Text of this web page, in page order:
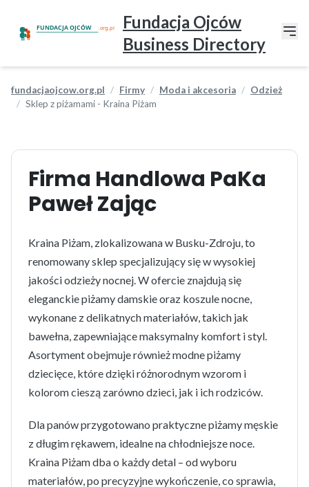
Fundacja Ojców
Business Directory
fundacjaojcow.org.pl Firmy Moda i akcesoria
Odzież
Sklep z piżamami - Kraina Piżam
Firma Handlowa PaKa
Paweł Zając
Kraina Piżam, zlokalizowana w Busku-Zdroju, to
renomowany sklep specjalizujący się w wysokiej
jakości odzieży nocnej. W ofercie znajdują się
eleganckie piżamy damskie oraz koszule nocne,
wykonane z delikatnych materiałów, takich jak
bawełna, zapewniające maksymalny komfort i styl.
Asortyment obejmuje również modne piżamy
dziecięce, które dzięki różnorodnym wzorom i
kolorom cieszą zarówno dzieci, jak i ich rodziców.
Dla panów przygotowano praktyczne piżamy męskie
z długim rękawem, idealne na chłodniejsze noce.
Kraina Piżam dba o każdy detal – od wyboru
materiałów, po precyzyjne wykończenie, co sprawia,